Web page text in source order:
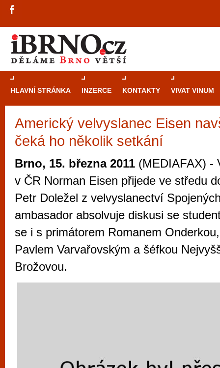
HLAVNÍ STRÁNKA INZERCE KONTAKTY VIVAT VINUM
Americký velvyslanec Eisen
čeká ho několik setkání
Brno, 15. března 2011 (MEDIAFAX) -
v ČR Norman Eisen přijede ve středu
Petr Doležel z velvyslanectví
ambasador absolvuje diskusi se
se i s primátorem Romanem
Pavlem Varvařovským a šéfkou
Brožovou.
Průvodce
Brně: Od
Brno je
zajímavé
restaurace,
Mimo jiné je ale také místem, kde si
vyzkoušet různé kasinové hry. V
metropoli naleznete širokou nabídku her
po moderní automaty jak pro pravidelné
příležitostné hráče. V...